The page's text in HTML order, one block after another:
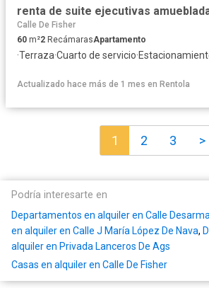
renta de suite ejecutivas
Calle De Fisher
60 m²2 RecámarasApartamento
·Terraza·Cuarto de servicio·
Actualizado hace más de 1 mes en Rentola
1 2 3 >
Podría interesarte en
Departamentos en alquiler en Calle
en alquiler en Calle J María López De Nava,
alquiler en Privada Lanceros De Ags
Casas en alquiler en Calle De Fisher